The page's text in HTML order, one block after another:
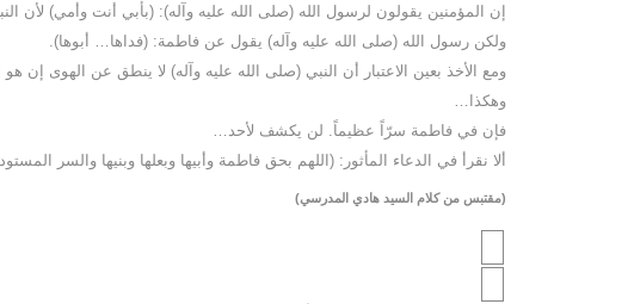
إن المؤمنين يقولون لرسول الله (صلى الله عليه وآله): (بأبي أنت وأمي) لأن
ولكن رسول الله (صلى الله عليه وآله) يقول عن فاطمة: (فداها… أبوها).
ومع الأخذ بعين الاعتبار أن النبي (صلى الله عليه وآله) لا ينطق عن الهوى إن
وهكذا…
فإن في فاطمة سرّاً عظيماً. لن يكشف لأحد…
ألا نقرأ في الدعاء المأثور: (اللهم بحق فاطمة وأبيها وبعلها وبنيها والسر
(مقتبس من كلام السيد هادي المدرسي)